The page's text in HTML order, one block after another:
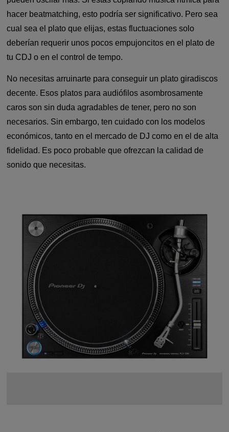
hacer beatmatching, esto podría ser significativo. Pero sea
cual sea el plato que elijas, estas fluctuaciones solo
deberían requerir unos pocos empujoncitos en el plato de
tu CDJ o en el control de tempo.
No necesitas arruinarte para conseguir un plato giradiscos
decente. Esos platos para audiófilos asombrosamente
caros son sin duda agradables de tener, pero no son
necesarios. Sin embargo, ten cuidado con los modelos
económicos, tanto en el mercado de DJ como en el de alta
fidelidad. Es poco probable que ofrezcan la calidad de
sonido que necesitas.